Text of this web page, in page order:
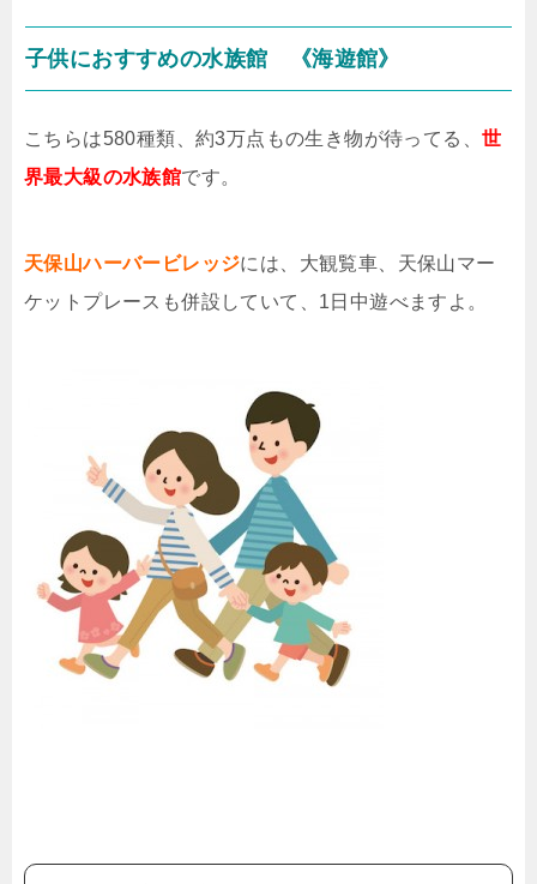
子供におすすめの水族館 《海遊館》
こちらは580種類、約3万点もの生き物が待ってる、 世
界最大級の水族館です。
天保山ハーバービレッジには、大観覧車、天保山マー
ケットプレースも併設していて、1日中遊べますよ。